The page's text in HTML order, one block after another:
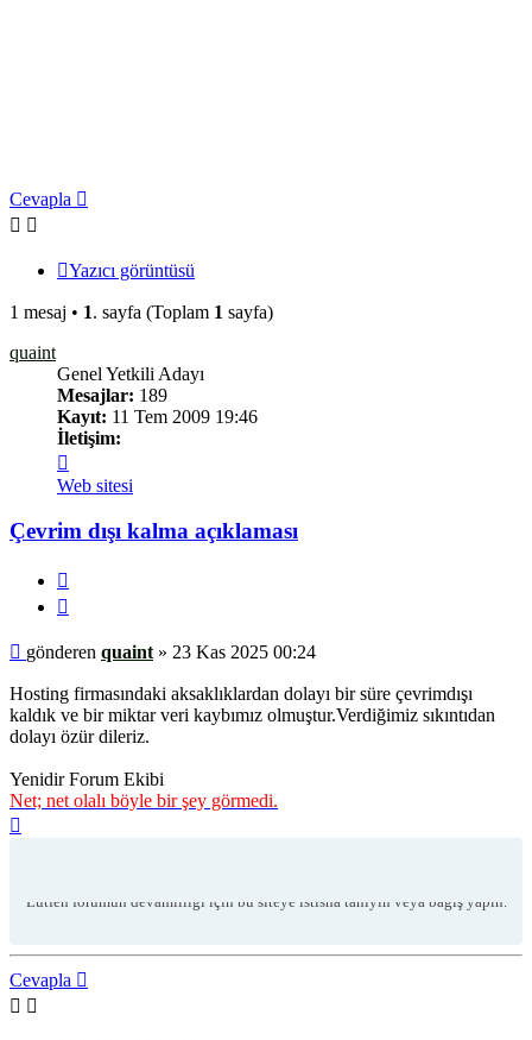
Cevapla
Yazıcı görüntüsü
1 mesaj • 1. sayfa (Toplam 1 sayfa)
quaint
Genel Yetkili Adayı
Mesajlar: 189
Kayıt: 11 Tem 2009 19:46
İletişim:
quaint
Web sitesi
Çevrim dışı kalma açıklaması
Mesaj
gönderen quaint » 23 Kas 2025 00:24
Hosting firmasındaki aksaklıklardan dolayı bir süre çevrimdışı
kaldık ve bir miktar veri kaybımız olmuştur.Verdiğimiz sıkıntıdan
dolayı özür dileriz.
Yenidir Forum Ekibi
Net; net olalı böyle bir şey görmedi.
Lütfen forumun devamlılığı için bu siteye istisna tanıyın veya bağış yapın.
Cevapla